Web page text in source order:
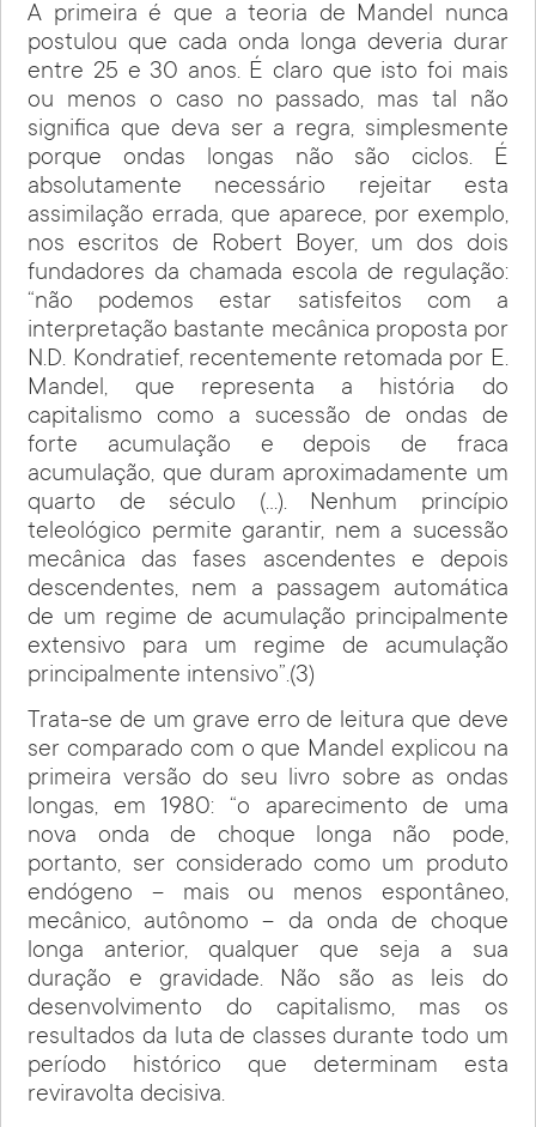
A primeira é que a teoria de Mandel nunca
postulou que cada onda longa deveria durar
entre 25 e 30 anos. É claro que isto foi mais
ou menos o caso no passado, mas tal não
significa que deva ser a regra, simplesmente
porque ondas longas não são ciclos. É
absolutamente necessário rejeitar esta
assimilação errada, que aparece, por exemplo,
nos escritos de Robert Boyer, um dos dois
fundadores da chamada escola de regulação:
“não podemos estar satisfeitos com a
interpretação bastante mecânica proposta por
N.D. Kondratief, recentemente retomada por E.
Mandel, que representa a história do
capitalismo como a sucessão de ondas de
forte acumulação e depois de fraca
acumulação, que duram aproximadamente um
quarto de século (…). Nenhum princípio
teleológico permite garantir, nem a sucessão
mecânica das fases ascendentes e depois
descendentes, nem a passagem automática
de um regime de acumulação principalmente
extensivo para um regime de acumulação
principalmente intensivo”.(3)
Trata-se de um grave erro de leitura que deve
ser comparado com o que Mandel explicou na
primeira versão do seu livro sobre as ondas
longas, em 1980: “o aparecimento de uma
nova onda de choque longa não pode,
portanto, ser considerado como um produto
endógeno – mais ou menos espontâneo,
mecânico, autônomo – da onda de choque
longa anterior, qualquer que seja a sua
duração e gravidade. Não são as leis do
desenvolvimento do capitalismo, mas os
resultados da luta de classes durante todo um
período histórico que determinam esta
reviravolta decisiva.